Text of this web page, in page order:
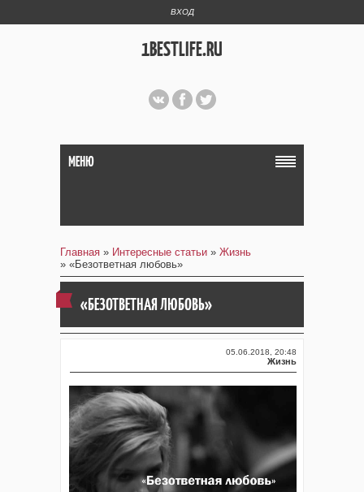
ВХОД
1BESTLIFE.RU
МЕНЮ
Главная » Интересные статьи » Жизнь
» «Безответная любовь»
«БЕЗОТВЕТНАЯ ЛЮБОВЬ»
05.06.2018, 20:48
Жизнь